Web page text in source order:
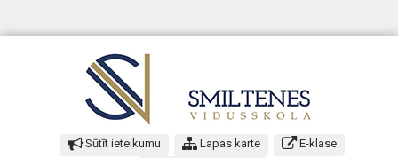
Sūtīt ieteikumu Lapas karte
E-klase